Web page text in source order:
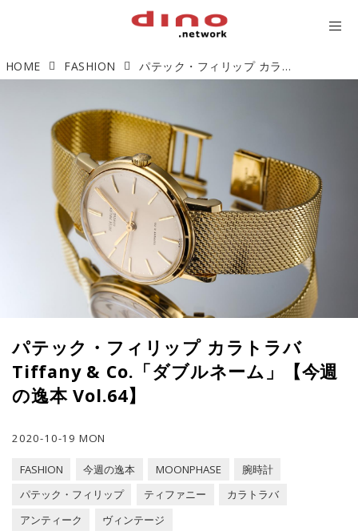
HOME FASHION パテック・フィリップ カラトラバ Tiffany & Co.「ダブルネーム」【今週の逸本 Vol.64】
パテック・フィリップ カラトラバ
Tiffany & Co.「ダブルネーム」【今週
の逸本 Vol.64】
2020-10-19 MON
FASHION 今週の逸本 MOONPHASE
腕時計
パテック・フィリップ
ティファニー
カラトラバ
アンティーク
ヴィンテージ